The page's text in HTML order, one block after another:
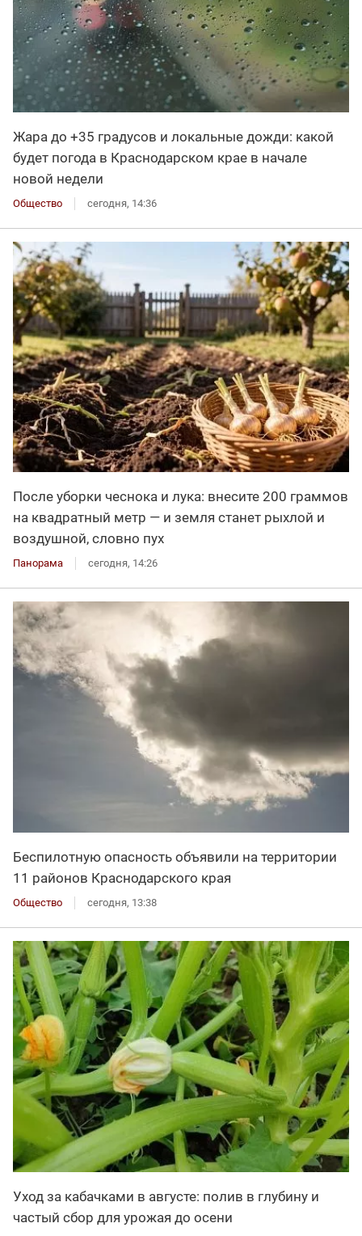
Жара до +35 градусов и локальные дожди: какой
будет погода в Краснодарском крае в начале
новой недели
Общество сегодня, 14:36
После уборки чеснока и лука: внесите 200 граммов
на квадратный метр — и земля станет рыхлой и
воздушной, словно пух
Панорама сегодня, 14:26
Беспилотную опасность объявили на территории
11 районов Краснодарского края
Общество сегодня, 13:38
Уход за кабачками в августе: полив в глубину и
частый сбор для урожая до осени